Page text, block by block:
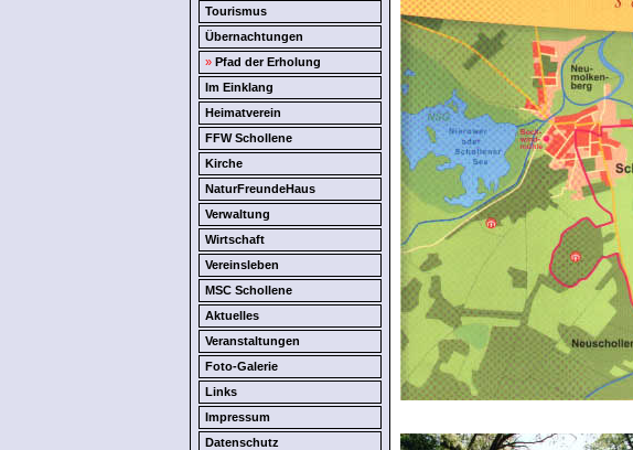
Tourismus
Übernachtungen
» Pfad der Erholung
Im Einklang
Heimatverein
FFW Schollene
Kirche
NaturFreundeHaus
Verwaltung
Wirtschaft
Vereinsleben
MSC Schollene
Aktuelles
Veranstaltungen
Foto-Galerie
Links
Impressum
Datenschutz